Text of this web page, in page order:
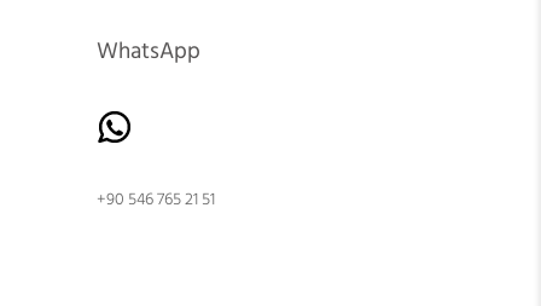
WhatsApp
+90 546 765 21 51